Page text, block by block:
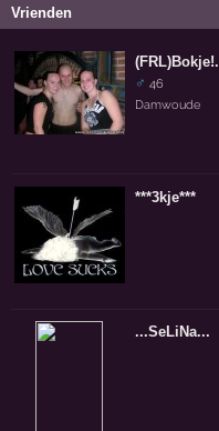
Vrienden
(FRL)Bokje!.
♂ 46
Damwoude
***3kje***
...SeLiNa...